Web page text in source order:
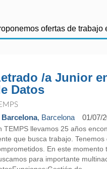
ofertas de trabajo
/a Junior
Datos
Barcelona, Barcelona 01/07/
TEMPS llevamos 25 años
que busca trabajo.
En este
para importante